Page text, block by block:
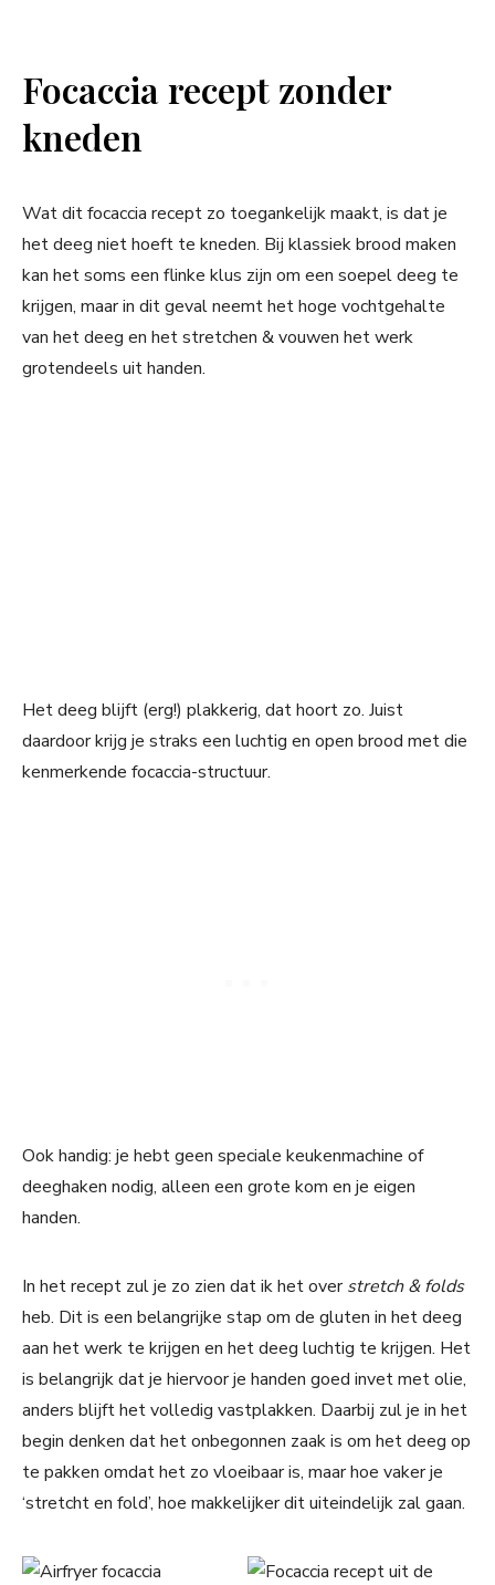
Focaccia recept zonder
kneden
Wat dit focaccia recept zo toegankelijk maakt, is dat je
het deeg niet hoeft te kneden. Bij klassiek brood maken
kan het soms een flinke klus zijn om een soepel deeg te
krijgen, maar in dit geval neemt het hoge vochtgehalte
van het deeg en het stretchen & vouwen het werk
grotendeels uit handen.
Het deeg blijft (erg!) plakkerig, dat hoort zo. Juist
daardoor krijg je straks een luchtig en open brood met die
kenmerkende focaccia-structuur.
Ook handig: je hebt geen speciale keukenmachine of
deeghaken nodig, alleen een grote kom en je eigen
handen.
In het recept zul je zo zien dat ik het overstretch & folds
heb. Dit is een belangrijke stap om de gluten in het deeg
aan het werk te krijgen en het deeg luchtig te krijgen. Het
is belangrijk dat je hiervoor je handen goed invet met olie,
anders blijft het volledig vastplakken. Daarbij zul je in het
begin denken dat het onbegonnen zaak is om het deeg op
te pakken omdat het zo vloeibaar is, maar hoe vaker je
‘stretcht en fold’, hoe makkelijker dit uiteindelijk zal gaan.